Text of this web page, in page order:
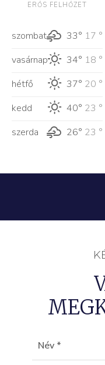
ERŐS FELHŐZET
szombat 33° 17 °
vasárnap
34° 18 °
hétfő
37° 20 °
kedd
40° 23 °
szerda
26° 23 °